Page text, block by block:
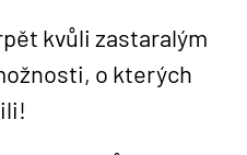
kvůli zastaralým
o kterých